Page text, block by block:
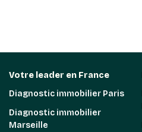
Votre leader en France
Diagnostic immobilier Paris
Diagnostic immobilier
Marseille